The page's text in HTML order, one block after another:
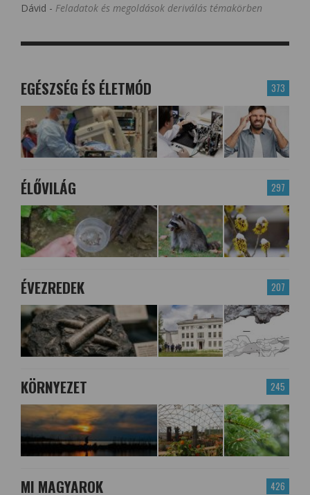
Dávid - Feladatok és megoldások deriválás témakörben
373
EGÉSZSÉG ÉS ÉLETMÓD
297
ÉLŐVILÁG
207
ÉVEZREDEK
245
KÖRNYEZET
426
MI MAGYAROK